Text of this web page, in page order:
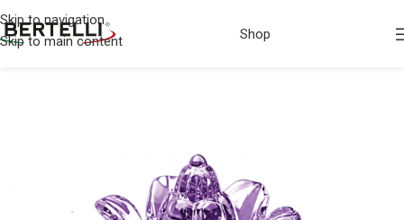
Skip to navigation
Skip to main content
Shop